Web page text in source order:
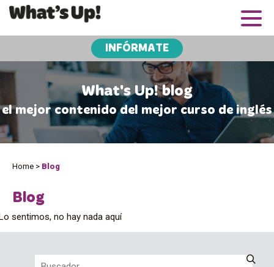
INFÓRMATE
What's Up! blog
el mejor contenido del mejor curso de inglés
Home > Blog
Blog
sentimos, no hay nada aquí